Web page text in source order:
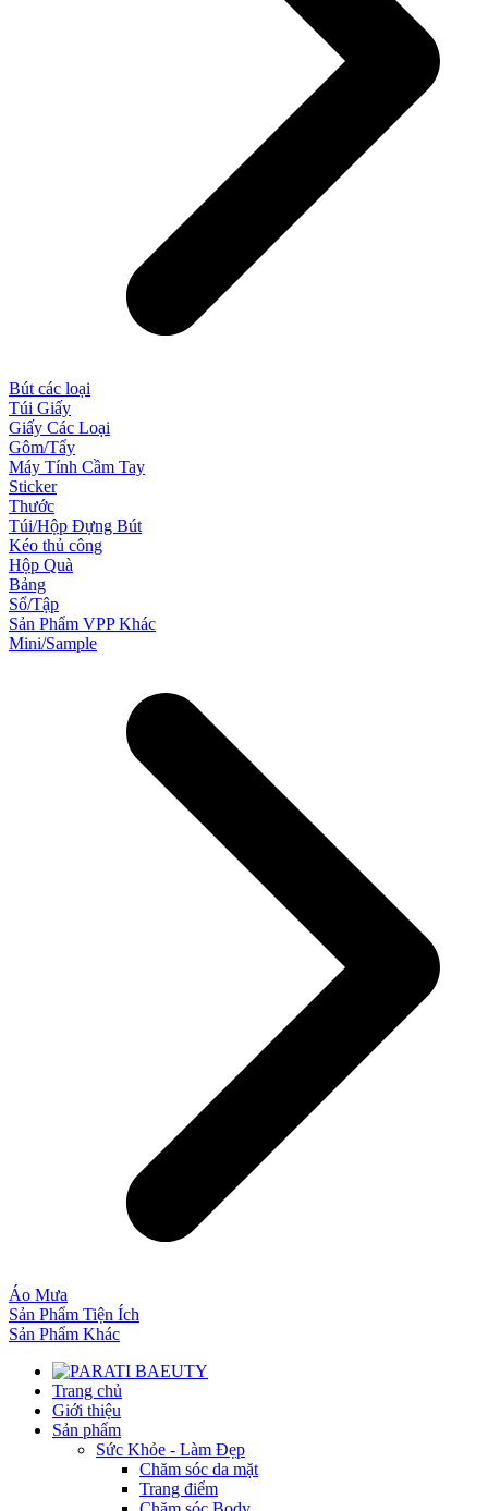
Bút các loại
Túi Giấy
Giấy Các Loại
Gôm/Tẩy
Máy Tính Cầm Tay
Sticker
Thước
Túi/Hộp Đựng Bút
Kéo thủ công
Hộp Quà
Bảng
Sổ/Tập
Sản Phẩm VPP Khác
Mini/Sample
Áo Mưa
Sản Phẩm Tiện Ích
Sản Phẩm Khác
Trang chủ
Giới thiệu
Sản phẩm
Sức Khỏe - Làm Đẹp
Chăm sóc da mặt
Trang điểm